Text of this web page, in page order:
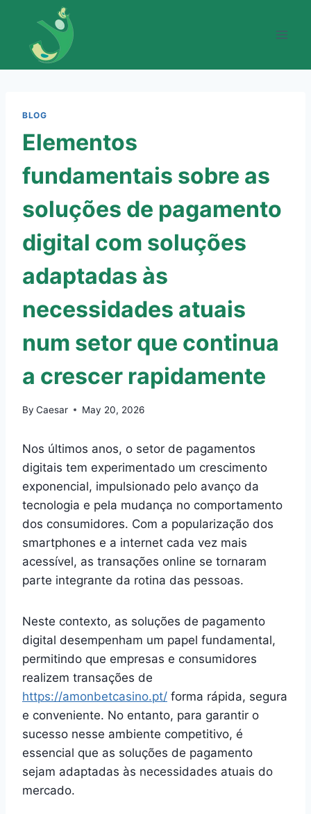
content
BLOG
Elementos
fundamentais sobre as
soluções de pagamento
digital com soluções
adaptadas às
necessidades atuais
num setor que continua
a crescer rapidamente
By Caesar May 20, 2026
Nos últimos anos, o setor de pagamentos
digitais tem experimentado um crescimento
exponencial, impulsionado pelo avanço da
tecnologia e pela mudança no comportamento
dos consumidores. Com a popularização dos
smartphones e a internet cada vez mais
acessível, as transações online se tornaram
parte integrante da rotina das pessoas.
Neste contexto, as soluções de pagamento
digital desempenham um papel fundamental,
permitindo que empresas e consumidores
realizem transações de
https://amonbetcasino.pt/ forma rápida, segura
e conveniente. No entanto, para garantir o
sucesso nesse ambiente competitivo, é
essencial que as soluções de pagamento
sejam adaptadas às necessidades atuais do
mercado.